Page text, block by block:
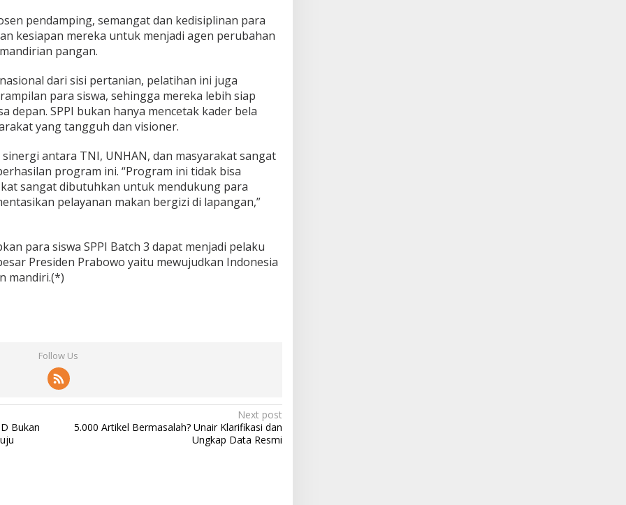
pendamping, semangat dan kedisiplinan para
kesiapan mereka untuk menjadi agen perubahan
pangan.
dari sisi pertanian, pelatihan ini juga
para siswa, sehingga mereka lebih siap
depan. SPPI bukan hanya mencetak kader bela
yang tangguh dan visioner.
antara TNI, UNHAN, dan masyarakat sangat
program ini. “Program ini tidak bisa
sangat dibutuhkan untuk mendukung para
pelayanan makan bergizi di lapangan,”
para siswa SPPI Batch 3 dapat menjadi pelaku
Presiden Prabowo yaitu mewujudkan Indonesia
mandiri.(*)
Follow Us
Bukan
Next post
5.000 Artikel Bermasalah? Unair Klarifikasi dan
Ungkap Data Resmi